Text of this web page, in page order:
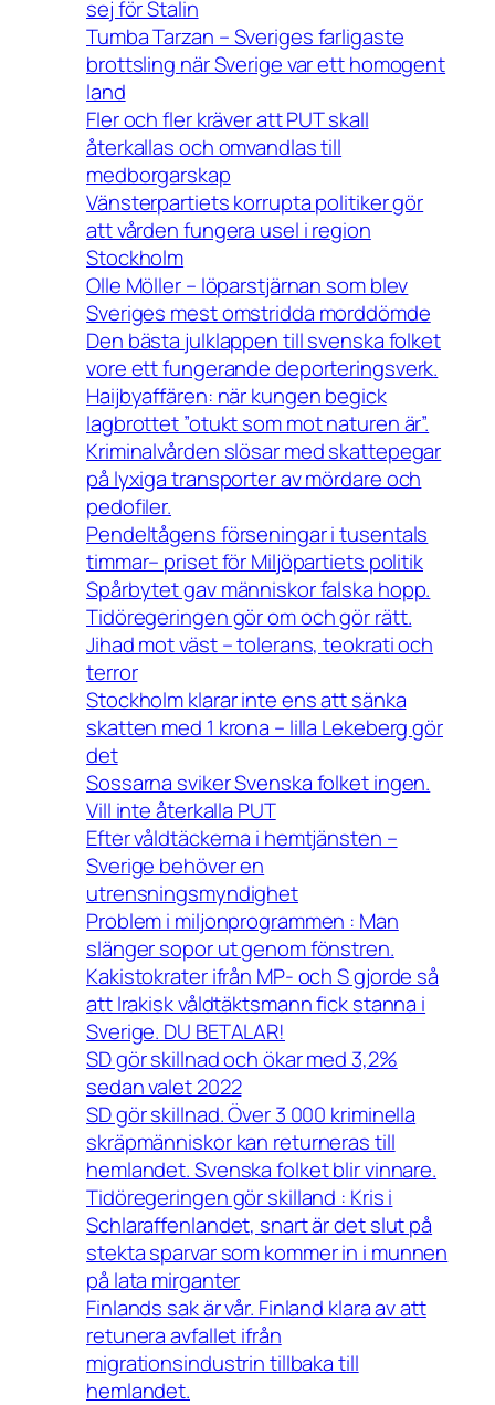
sej för Stalin
Tumba Tarzan – Sveriges farligaste
brottsling när Sverige var ett homogent
land
Fler och fler kräver att PUT skall
återkallas och omvandlas till
medborgarskap
Vänsterpartiets korrupta politiker gör
att vården fungera usel i region
Stockholm
Olle Möller – löparstjärnan som blev
Sveriges mest omstridda morddömde
Den bästa julklappen till svenska folket
vore ett fungerande deporteringsverk.
Haijbyaffären: när kungen begick
lagbrottet ”otukt som mot naturen är”.
Kriminalvården slösar med skattepegar
på lyxiga transporter av mördare och
pedofiler.
Pendeltågens förseningar i tusentals
timmar– priset för Miljöpartiets politik
Spårbytet gav människor falska hopp.
Tidöregeringen gör om och gör rätt.
Jihad mot väst – tolerans, teokrati och
terror
Stockholm klarar inte ens att sänka
skatten med 1 krona – lilla Lekeberg gör
det
Sossarna sviker Svenska folket ingen.
Vill inte återkalla PUT
Efter våldtäckerna i hemtjänsten –
Sverige behöver en
utrensningsmyndighet
Problem i miljonprogrammen : Man
slänger sopor ut genom fönstren.
Kakistokrater ifrån MP- och S gjorde så
att Irakisk våldtäktsmann fick stanna i
Sverige. DU BETALAR!
SD gör skillnad och ökar med 3,2%
sedan valet 2022
SD gör skillnad. Över 3 000 kriminella
skräpmänniskor kan returneras till
hemlandet. Svenska folket blir vinnare.
Tidöregeringen gör skilland : Kris i
Schlaraffenlandet, snart är det slut på
stekta sparvar som kommer in i munnen
på lata mirganter
Finlands sak är vår. Finland klara av att
retunera avfallet ifrån
migrationsindustrin tillbaka till
hemlandet.